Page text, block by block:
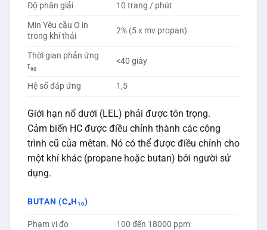
Độ phân giải
10 trang / phút
Min Yêu cầu O in
trong khí thải
2% (5 x mv propan)
Thời gian phản ứng
t₉₀
<40 giây
Hệ số đáp ứng 1,5
Giới hạn nổ dưới (LEL) phải được tôn trọng.
Cảm biến HC được điều chỉnh thành các công
trình cũ của mêtan. Nó có thể được điều chỉnh cho
một khí khác (propane hoặc butan) bởi người sử
dụng.
BUTAN (C₄H₁₀)
Phạm vi đo 100 đến 18000 ppm